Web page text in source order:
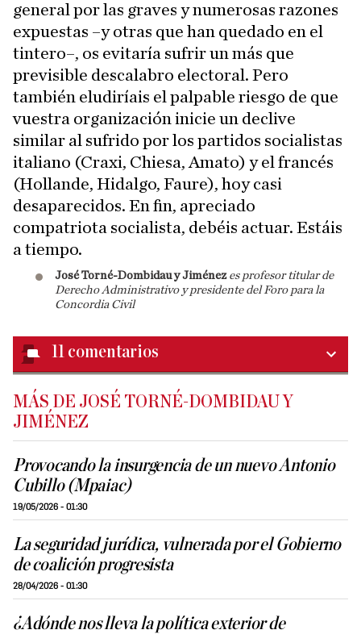
general por las graves y numerosas razones
expuestas –y otras que han quedado en el
tintero–, os evitaría sufrir un más que
previsible descalabro electoral. Pero
también eludiríais el palpable riesgo de que
vuestra organización inicie un declive
similar al sufrido por los partidos socialistas
italiano (Craxi, Chiesa, Amato) y el francés
(Hollande, Hidalgo, Faure), hoy casi
desaparecidos. En fin, apreciado
compatriota socialista, debéis actuar. Estáis
a tiempo.
José Torné-Dombidau y Jiménez es profesor titular de
Derecho Administrativo y presidente del Foro para la
Concordia Civil
11 comentarios
MÁS DE JOSÉ TORNÉ-DOMBIDAU Y
JIMÉNEZ
Provocando la insurgencia de un nuevo Antonio
Cubillo (Mpaiac)
19/05/2026 - 01:30
La seguridad jurídica, vulnerada por el Gobierno
de coalición progresista
28/04/2026 - 01:30
¿Adónde nos lleva la política exterior de